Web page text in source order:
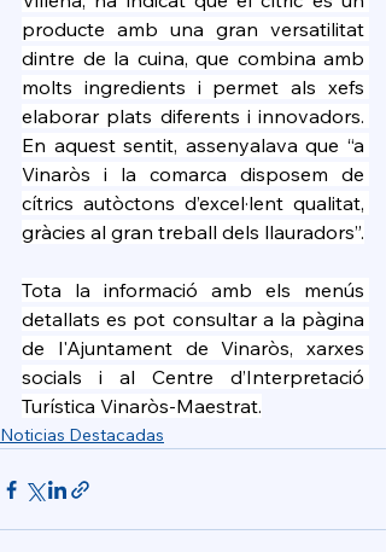
producte amb una gran versatilitat
dintre de la cuina, que combina amb
molts ingredients i permet als xefs
elaborar plats diferents i innovadors.
En aquest sentit, assenyalava que “a
Vinaròs i la comarca disposem de
cítrics autòctons d’excel·lent qualitat,
gràcies al gran treball dels llauradors”.
Tota la informació amb els menús
detallats es pot consultar a la pàgina
de l'Ajuntament de Vinaròs, xarxes
socials i al Centre d’Interpretació
Turística Vinaròs-Maestrat.
Noticias Destacadas